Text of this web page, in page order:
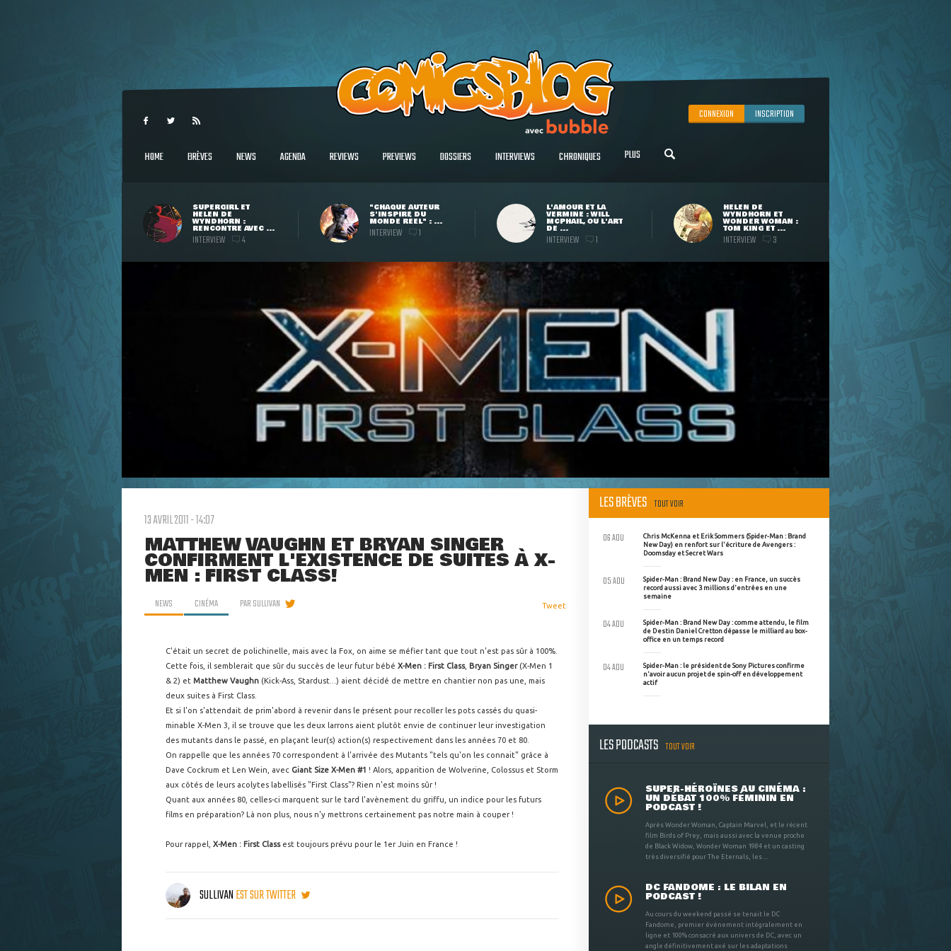
CONNEXION INSCRIPTION
HOME BRÈVES NEWS AGENDA REVIEWS PREVIEWS DOSSIERS INTERVIEWS CHRONIQUES PLUS
SUPERGIRL ET
HELEN DE
WYNDHORN :
RENCONTRE AVEC ...
INTERVIEW 4
"CHAQUE AUTEUR
S'INSPIRE DU
MONDE RÉEL" : ...
INTERVIEW 1
L'AMOUR ET LA
VERMINE : WILL
MCPHAIL, OU L'ART
DE ...
INTERVIEW 1
HELEN DE
WYNDHORN ET
WONDER WOMAN :
TOM KING ET ...
INTERVIEW 3
13 AVRIL 2011 - 14:07
MATTHEW VAUGHN ET BRYAN SINGER
CONFIRMENT L'EXISTENCE DE SUITES À X-
MEN : FIRST CLASS!
NEWS CINÉMA PARSULLIVAN Tweet
C'était un secret de polichinelle, mais avec la Fox, on aime se méfier tant que tout n'est pas sûr à 100%.
Cette fois, il semblerait que sûr du succès de leur futur bébé X-Men : First Class, Bryan Singer(X-Men 1
& 2) et Matthew Vaughn (Kick-Ass, Stardust...) aient décidé de mettre en chantier non pas une, mais
deux suites à First Class.
Et si l'on s'attendait de prim'abord à revenir dans le présent pour recoller les pots cassés du quasi-
minable X-Men 3, il se trouve que les deux larrons aient plutôt envie de continuer leur investigation
des mutants dans le passé, en plaçant leur(s) action(s) respectivement dans les années 70 et 80.
On rappelle que les années 70 correspondent à l'arrivée des Mutants "tels qu'on les connait" grâce à
Dave Cockrum et Len Wein, avec Giant Size X-Men #1 ! Alors, apparition de Wolverine, Colossus et Storm
aux côtés de leurs acolytes labellisés "First Class"? Rien n'est moins sûr !
Quant aux années 80, celles-ci marquent sur le tard l'avènement du griffu, un indice pour les futurs
films en préparation? Là non plus, nous n'y mettrons certainement pas notre main à couper !
Pour rappel, X-Men : First Classest toujours prévu pour le 1er Juin en France !
SULLIVANEST SUR TWITTER
LES BRÈVES TOUT VOIR
Chris McKenna et Erik Sommers (Spider-Man : Brand
New Day) en renfort sur l'écriture de Avengers :
Doomsday et Secret Wars
06 AOU
Spider-Man : Brand New Day : en France, un succès
record aussi avec 3 millions d'entrées en une
semaine
05 AOU
Spider-Man : Brand New Day : comme attendu, le film
de Destin Daniel Cretton dépasse le milliard au box-
office en un temps record
04 AOU
Spider-Man : le président de Sony Pictures confirme
n'avoir aucun projet de spin-off en développement
actif
04 AOU
LES PODCASTS TOUT VOIR
SUPER-HÉROÏNES AU CINÉMA :
UN DÉBAT 100% FÉMININ EN
PODCAST !
Après Wonder Woman, Captain Marvel, et le récent
film Birds of Prey, mais aussi avec la venue proche
de Black Widow, Wonder Woman 1984 et un casting
très diversifié pour The Eternals, les ...
DC FANDOME : LE BILAN EN
PODCAST !
Au cours du weekend passé se tenait le DC
Fandome, premier évènement intégralement en
ligne et 100% consacré aux univers de DC, avec un
angle définitivement axé sur les adaptations